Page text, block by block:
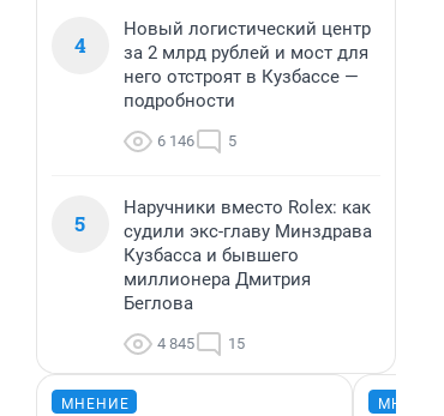
4
Новый логистический центр
за 2 млрд рублей и мост для
него отстроят в Кузбассе —
подробности
6 146 5
5
Наручники вместо Rolex: как
судили экс-главу Минздрава
Кузбасса и бывшего
миллионера Дмитрия
Беглова
4 845 15
МНЕНИЕ